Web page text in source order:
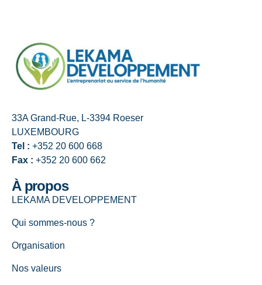
33A Grand-Rue, L-3394 Roeser
LUXEMBOURG
Tel : +352 20 600 668
Fax : +352 20 600 662
À propos
LEKAMA DEVELOPPEMENT
Qui sommes-nous ?
Organisation
Nos valeurs